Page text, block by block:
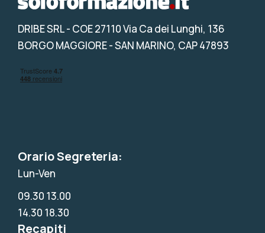
DRIBE SRL- COE 27110 Via Ca dei Lunghi, 136
BORGO MAGGIORE - SAN MARINO, CAP 47893
Orario Segreteria:
Lun-Ven
09.30 13.00
14.30 18.30
Recapiti